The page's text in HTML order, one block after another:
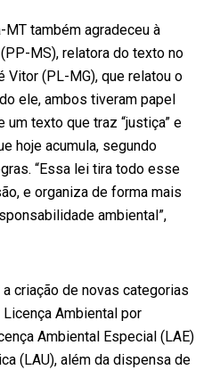
também agradeceu à
MS), relatora do texto no
Vitor (PL-MG), que relatou o
ele, ambos tiveram papel
texto que traz “justiça” e
hoje acumula, segundo
“Essa lei tira todo esse
e organiza de forma mais
ambiental”,
criação de novas categorias
Ambiental por
Ambiental Especial (LAE)
(LAU), além da dispensa de